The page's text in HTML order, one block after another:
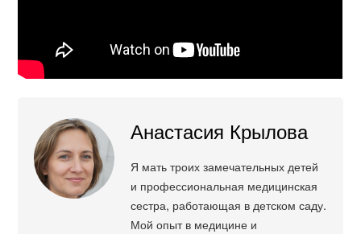
Анастасия Крылова
Я мать троих замечательных детей
и профессиональная медицинская
сестра, работающая в детском саду.
Мой опыт в медицине и